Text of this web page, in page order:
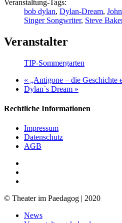
Veranstaltung-Tags:
bob dylan, Dylan-Dream,
Singer Songwriter, Steve
Veranstalter
TIP-Sommergarten
« „Antigone – die Geschichte
Dylan`s Dream »
Rechtliche Informationen
Impressum
Datenschutz
AGB
© Theater im Paedagog | 2020
Close
News